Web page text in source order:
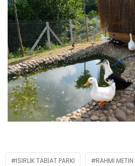
ISIRLIK TABIAT PARKI RAHMI METIN